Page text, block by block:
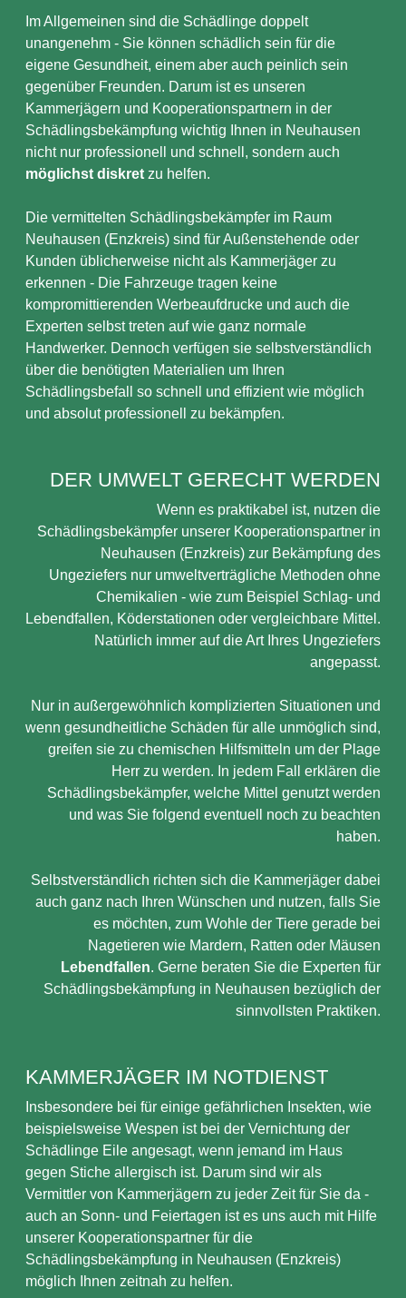
Im Allgemeinen sind die Schädlinge doppelt
unangenehm - Sie können schädlich sein für die
eigene Gesundheit, einem aber auch peinlich sein
gegenüber Freunden. Darum ist es unseren
Kammerjägern und Kooperationspartnern in der
Schädlingsbekämpfung wichtig Ihnen in Neuhausen
nicht nur professionell und schnell, sondern auch
möglichst diskret zu helfen.
Die vermittelten Schädlingsbekämpfer im Raum
Neuhausen (Enzkreis) sind für Außenstehende oder
Kunden üblicherweise nicht als Kammerjäger zu
erkennen - Die Fahrzeuge tragen keine
kompromittierenden Werbeaufdrucke und auch die
Experten selbst treten auf wie ganz normale
Handwerker. Dennoch verfügen sie selbstverständlich
über die benötigten Materialien um Ihren
Schädlingsbefall so schnell und effizient wie möglich
und absolut professionell zu bekämpfen.
DER UMWELT GERECHT WERDEN
Wenn es praktikabel ist, nutzen die
Schädlingsbekämpfer unserer Kooperationspartner in
Neuhausen (Enzkreis) zur Bekämpfung des
Ungeziefers nur umweltverträgliche Methoden ohne
Chemikalien - wie zum Beispiel Schlag- und
Lebendfallen, Köderstationen oder vergleichbare Mittel.
Natürlich immer auf die Art Ihres Ungeziefers
angepasst.
Nur in außergewöhnlich komplizierten Situationen und
wenn gesundheitliche Schäden für alle unmöglich sind,
greifen sie zu chemischen Hilfsmitteln um der Plage
Herr zu werden. In jedem Fall erklären die
Schädlingsbekämpfer, welche Mittel genutzt werden
und was Sie folgend eventuell noch zu beachten
haben.
Selbstverständlich richten sich die Kammerjäger dabei
auch ganz nach Ihren Wünschen und nutzen, falls Sie
es möchten, zum Wohle der Tiere gerade bei
Nagetieren wie Mardern, Ratten oder Mäusen
Lebendfallen. Gerne beraten Sie die Experten für
Schädlingsbekämpfung in Neuhausen bezüglich der
sinnvollsten Praktiken.
KAMMERJÄGER IM NOTDIENST
Insbesondere bei für einige gefährlichen Insekten, wie
beispielsweise Wespen ist bei der Vernichtung der
Schädlinge Eile angesagt, wenn jemand im Haus
gegen Stiche allergisch ist. Darum sind wir als
Vermittler von Kammerjägern zu jeder Zeit für Sie da -
auch an Sonn- und Feiertagen ist es uns auch mit Hilfe
unserer Kooperationspartner für die
Schädlingsbekämpfung in Neuhausen (Enzkreis)
möglich Ihnen zeitnah zu helfen.